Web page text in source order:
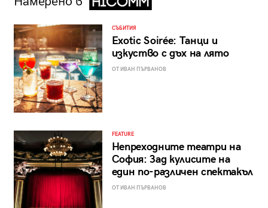
СЪБИТИЯ
Exotic Soirée: Танци и
изкуство с дъх на лято
ОТ ИВАН ПЪРВАНОВ
FEATURE
Непреходните театри на
София: Зад кулисите на
един по-различен спектакъл
ОТ ИВАН ПЪРВАНОВ